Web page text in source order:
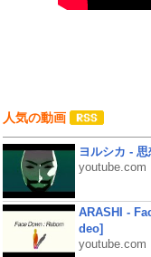
人気の動画
ヨルシカ -
youtube.com
ARASHI -
deo]
youtube.com